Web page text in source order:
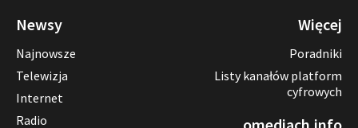
Newsy
Najnowsze
Telewizja
Internet
Radio
Więcej
Poradniki
Listy kanałów platform
cyfrowych